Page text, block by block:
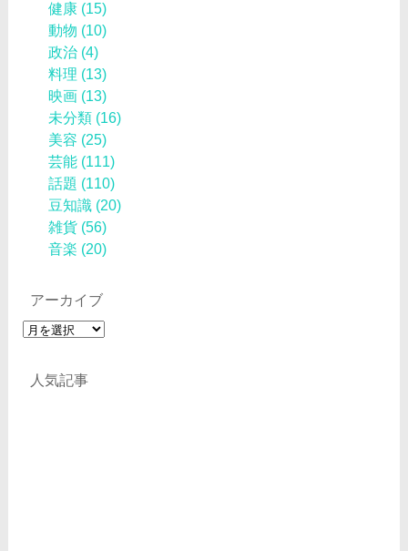
健康 (15)
動物 (10)
政治 (4)
料理 (13)
映画 (13)
未分類 (16)
美容 (25)
芸能 (111)
話題 (110)
豆知識 (20)
雑貨 (56)
音楽 (20)
アーカイブ
ア
人気記事